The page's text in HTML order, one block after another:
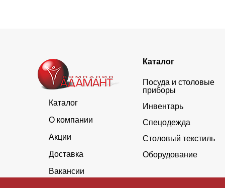
Каталог
О компании
Акции
Доставка
Вакансии
Каталог
Посуда и столовые
приборы
Инвентарь
Спецодежда
Столовый текстиль
Оборудование